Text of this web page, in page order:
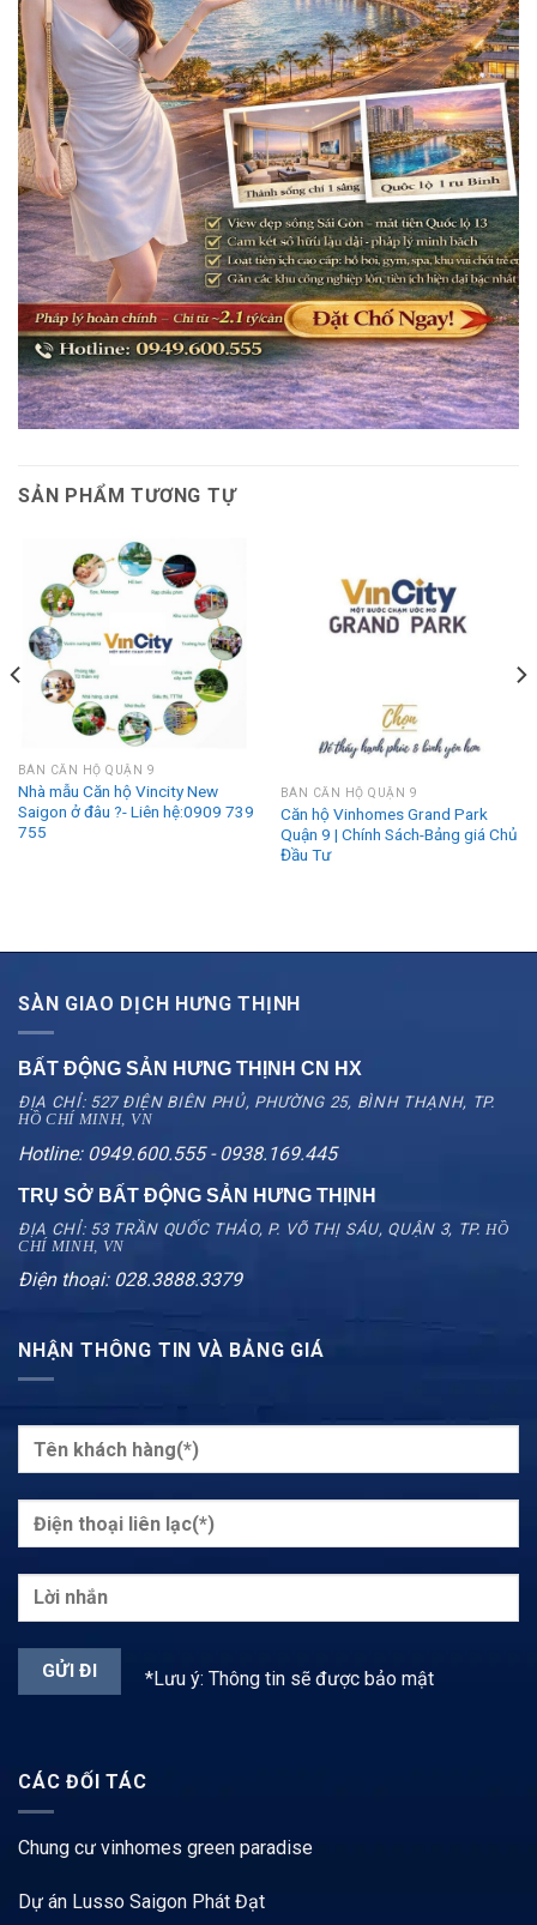
SẢN PHẨM TƯƠNG TỰ
BÁN CĂN HỘ QUẬN 9
Nhà mẫu Căn hộ Vincity New
Saigon ở đâu ?- Liên hệ:0909 739
755
BÁN CĂN HỘ QUẬN 9
Căn hộ Vinhomes Grand Park
Quận 9 | Chính Sách-Bảng giá Chủ
Đầu Tư
SÀN GIAO DỊCH HƯNG THỊNH
BẤT ĐỘNG SẢN HƯNG THỊNH CN HX
ĐỊA CHỈ: 527 ĐIỆN BIÊN PHỦ, PHƯỜNG 25, BÌNH THẠNH, TP.
HỒ CHÍ MINH, VN
Hotline: 0949.600.555 - 0938.169.445
TRỤ SỞ BẤT ĐỘNG SẢN HƯNG THỊNH
ĐỊA CHỈ: 53 TRẦN QUỐC THẢO, P. VÕ THỊ SÁU, QUẬN 3, TP. HỒ
CHÍ MINH, VN
Điện thoại: 028.3888.3379
NHẬN THÔNG TIN VÀ BẢNG GIÁ
*Lưu ý: Thông tin sẽ được bảo mật
CÁC ĐỐI TÁC
Chung cư vinhomes green paradise
Dự án Lusso Saigon Phát Đạt